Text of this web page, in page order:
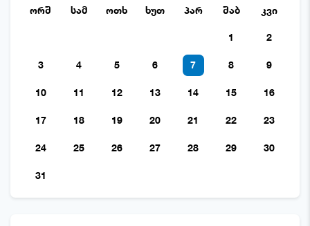
ორშ სამ ოთხ ხუთ პარ შაბ კვი
1 2
3 4 5 6 7 8 9
10 11 12 13 14 15 16
17 18 19 20 21 22 23
24 25 26 27 28 29 30
31